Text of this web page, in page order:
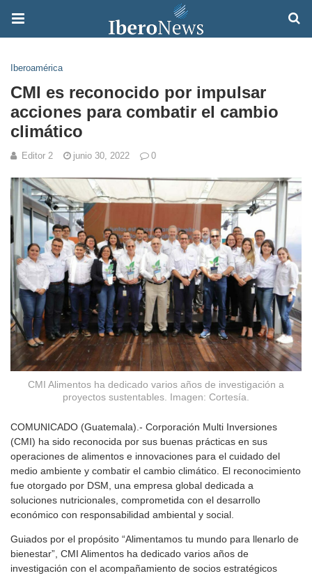
Iberoamérica
CMI es reconocido por impulsar
acciones para combatir el cambio
climático
Editor 2 junio 30, 2022 0
CMI Alimentos ha dedicado varios años de investigación a
proyectos sustentables. Imagen: Cortesía.
COMUNICADO (Guatemala).- Corporación Multi Inversiones
(CMI) ha sido reconocida por sus buenas prácticas en sus
operaciones de alimentos e innovaciones para el cuidado del
medio ambiente y combatir el cambio climático. El reconocimiento
fue otorgado por DSM, una empresa global dedicada a
soluciones nutricionales, comprometida con el desarrollo
económico con responsabilidad ambiental y social.
Guiados por el propósito “Alimentamos tu mundo para llenarlo de
bienestar”, CMI Alimentos ha dedicado varios años de
investigación con el acompañamiento de socios estratégicos